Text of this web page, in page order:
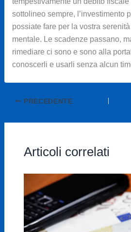
sottolineo sempre, l’investimento
possiate fare per la vostra
mentale. Le scadenze passano,
rimediare ci sono e sono alla
conoscerli e usarli senza alcun
PRECEDENTE
Articoli correlati